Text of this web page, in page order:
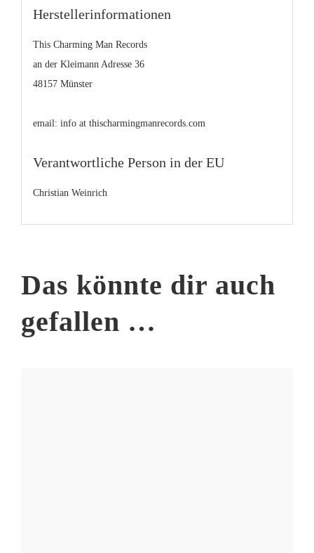
Herstellerinformationen
This Charming Man Records
an der Kleimann Adresse 36
48157 Münster
email: info at thischarmingmanrecords.com
Verantwortliche Person in der EU
Christian Weinrich
Das könnte dir auch
gefallen …